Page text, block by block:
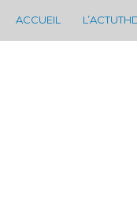
ACCUEIL